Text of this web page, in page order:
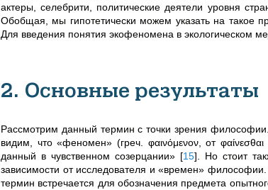
актеры, селебрити, политические деятели уровня
Обобщая, мы гипотетически можем указать на такое
Для введения понятия экофеномена в экологическом
2. Основные результаты
Рассмотрим данный термин с точки зрения
видим, что «феномен» (греч. φαινόμενον, от
данный в чувственном созерцании» [15] . Но стоит
зависимости от исследователя и «времен»
термин встречается для обозначения предмета